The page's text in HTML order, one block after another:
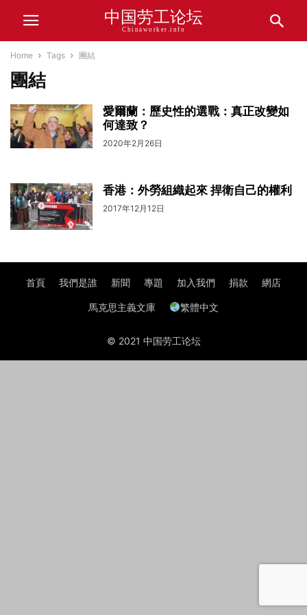
中国劳工论坛
Chinaworker.info
Home Tags 團結
團結
愛爾蘭：歷史性的選戰：真正改變如
何達致？
2020年2月26日
香港：外勞組織起來 捍衛自己的權利
2017年12月12日
首頁 我們是誰 新聞 專題 加入我們 捐款 網店
馬克思主義文庫 繁體中文
© 2021 中国劳工论坛